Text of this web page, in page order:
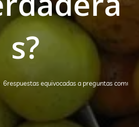
s?
6respuestas equivocadas a preguntas